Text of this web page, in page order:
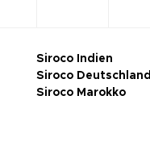
Siroco Indien
Siroco Deutschland
Siroco Marokko